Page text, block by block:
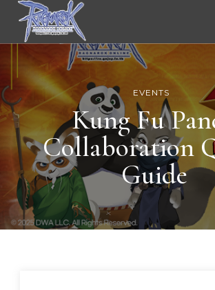
Ragnarok Online
EVENTS
Kung Fu
Collaboration
Guide